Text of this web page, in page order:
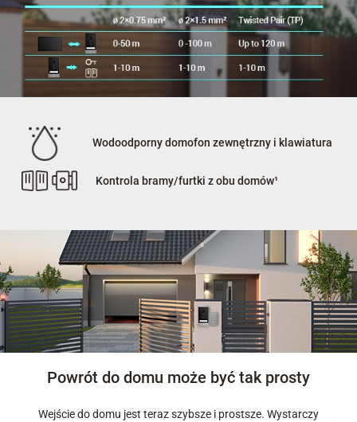
Wodoodporny domofon zewnętrzny i klawiatura
Kontrola bramy/furtki z obu domów¹
Powrót do domu może być tak prosty
Wejście do domu jest teraz szybsze i prostsze. Wystarczy